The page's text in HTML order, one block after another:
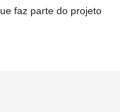
faz parte do projeto